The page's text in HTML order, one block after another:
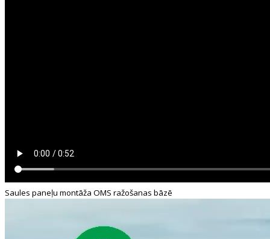
Saules paneļu montāža OMS ražošanas bāzē